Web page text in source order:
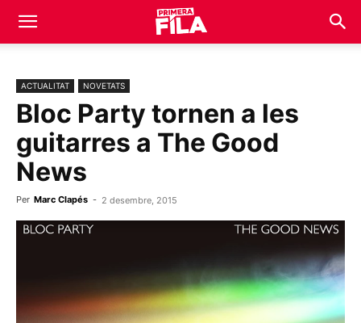
ACTUALITAT NOVETATS
Bloc Party tornen a les
guitarres a The Good
News
Per Marc Clapés - 2 desembre, 2015